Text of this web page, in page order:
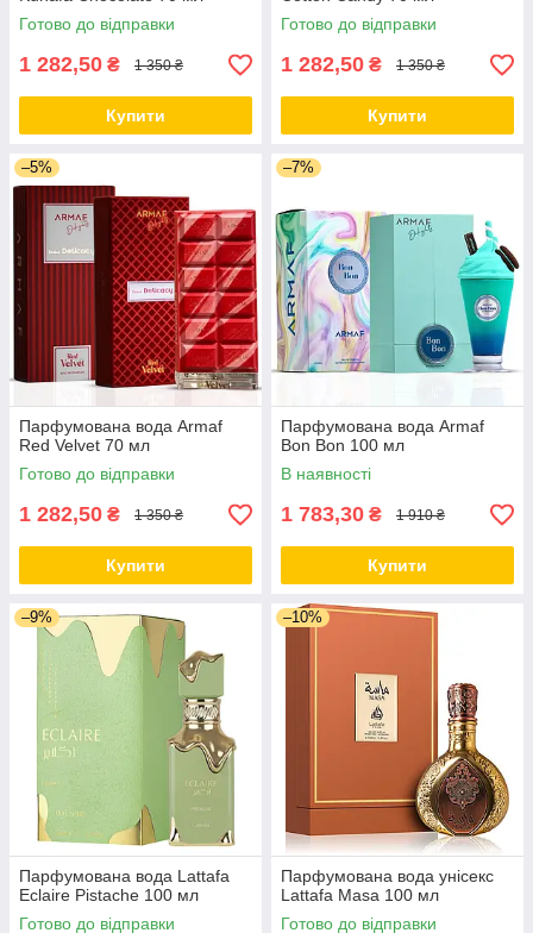
Готово до відправки
1 282,50 ₴ 1 350 ₴
Купити
Готово до відправки
1 282,50 ₴ 1 350 ₴
Купити
–5%
Парфумована вода Armaf
Red Velvet 70 мл
Готово до відправки
1 282,50 ₴ 1 350 ₴
Купити
–7%
Парфумована вода Armaf
Bon Bon 100 мл
В наявності
1 783,30 ₴ 1 910 ₴
Купити
–9%
Парфумована вода Lattafa
Eclaire Pistache 100 мл
Готово до відправки
–10%
Парфумована вода унісекс
Lattafa Masa 100 мл
Готово до відправки